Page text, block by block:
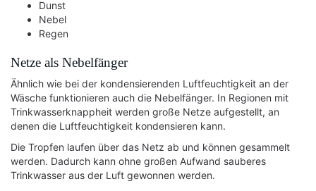
Dunst
Nebel
Regen
Netze als Nebelfänger
Ähnlich wie bei der kondensierenden Luftfeuchtigkeit an der
Wäsche funktionieren auch die Nebelfänger. In Regionen mit
Trinkwasserknappheit werden große Netze aufgestellt, an
denen die Luftfeuchtigkeit kondensieren kann.
Die Tropfen laufen über das Netz ab und können gesammelt
werden. Dadurch kann ohne großen Aufwand sauberes
Trinkwasser aus der Luft gewonnen werden.